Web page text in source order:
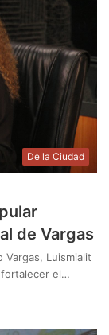
De la Ciudad
de Vargas
Vargas, Luismialit
fortalecer el…